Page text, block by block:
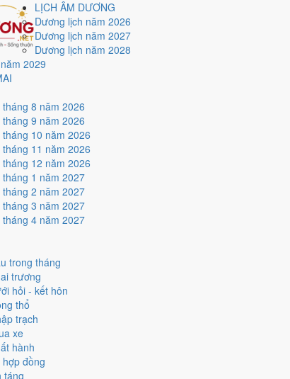
LỊCH ÂM DƯƠNG
Dương lịch năm 2026
Dương lịch năm 2027
Dương lịch năm 2028
2029
8 năm 2026
9 năm 2026
10 năm 2026
11 năm 2026
12 năm 2026
1 năm 2027
2 năm 2027
3 năm 2027
4 năm 2027
trong tháng
trương
hỏi - kết hôn
thổ
trạch
xe
hành
đồng
táng
năm 2013 - Quý Tỵ
Cập nhật: 30/07/2026
đán vào10/2/2013
Can Quý hành Thủy, Địa Chi Tỵ hành Hỏa. Nạp Âm là
Tốt trở lên, dồn nhiều nhất vào
2/2013